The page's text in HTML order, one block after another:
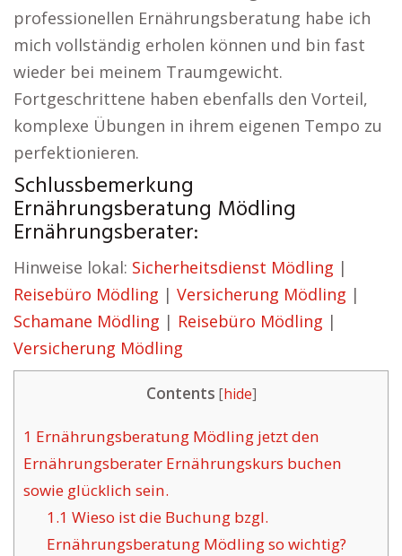
professionellen Ernährungsberatung habe ich
mich vollständig erholen können und bin fast
wieder bei meinem Traumgewicht.
Fortgeschrittene haben ebenfalls den Vorteil,
komplexe Übungen in ihrem eigenen Tempo zu
perfektionieren.
Schlussbemerkung
Ernährungsberatung Mödling
Ernährungsberater:
Hinweise lokal: Sicherheitsdienst Mödling |
Reisebüro Mödling | Versicherung Mödling |
Schamane Mödling | Reisebüro Mödling |
Versicherung Mödling
Contents [hide]
1 Ernährungsberatung Mödling jetzt den
Ernährungsberater Ernährungskurs buchen
sowie glücklich sein.
1.1 Wieso ist die Buchung bzgl.
Ernährungsberatung Mödling so wichtig?